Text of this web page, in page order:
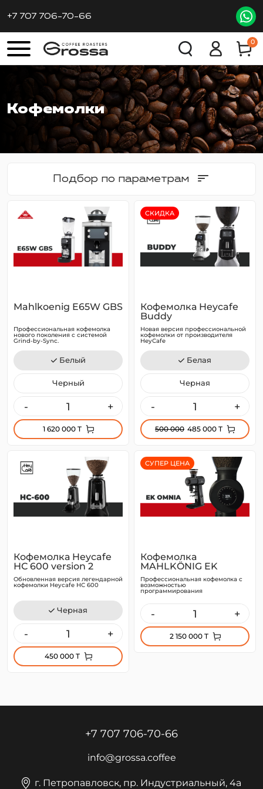
+7 707 706-70-66
0
Кофемолки
Подбор по параметрам
Mahlkoenig E65W GBS
Профессиональная кофемолка
нового поколения с системой
Grind-by-Sync.
Белый
Черный
- +
1 620 000 T
СКИДКА
Кофемолка Heycafe
Buddy
Новая версия профессиональной
кофемолки от производителя
HeyCafe
Белая
Черная
- +
500 000 485 000 T
Кофемолка Heycafe
НС 600 version 2
Обновленная версия легендарной
кофемолки Heycafe НС 600
Черная
- +
450 000 T
СУПЕР ЦЕНА
Кофемолка
MAHLKÖNIG EK
Omnia
Профессиональная кофемолка с
возможностью
программирования
- +
2 150 000 T
+7 707 706-70-66
info@grossa.coffee
г. Петропавловск, пр. Индустриальный, 4а